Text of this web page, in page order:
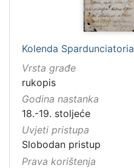
Kolenda Spardunciatoria
Vrsta građe
rukopis
Godina nastanka
18.-19. stoljeće
Uvjeti pristupa
Slobodan pristup
Prava korištenja